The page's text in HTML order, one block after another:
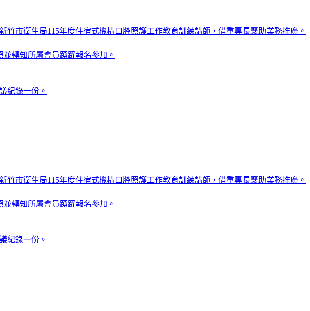
市衛生局115年度住宿式機構口腔照護工作教育訓練講師，借重專長襄助業務推廣。
轉知所屬會員踴躍報名參加。
紀錄一份。
市衛生局115年度住宿式機構口腔照護工作教育訓練講師，借重專長襄助業務推廣。
轉知所屬會員踴躍報名參加。
紀錄一份。